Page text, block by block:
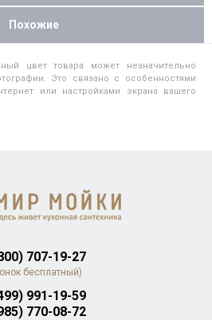
Похожие
цвет товара может незначительно
Это связано с особенностями
или настройками экрана вашего
707-19-27
бесплатный)
991-19-59
770-08-72